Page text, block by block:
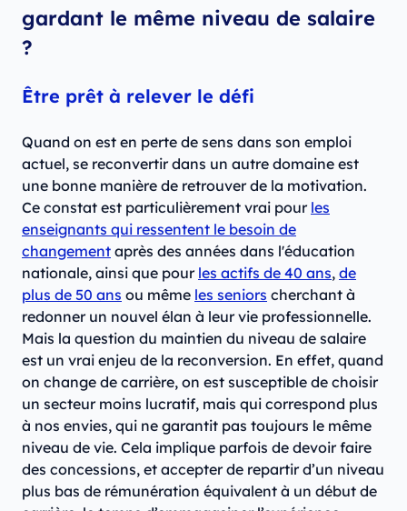
gardant le même niveau de salaire
?
Être prêt à relever le défi
Quand on est en perte de sens dans son emploi
actuel, se reconvertir dans un autre domaine est
une bonne manière de retrouver de la motivation.
Ce constat est particulièrement vrai pour les
enseignants qui ressentent le besoin de
changement après des années dans l'éducation
nationale, ainsi que pour les actifs de 40 ans, de
plus de 50 ans ou même les seniors cherchant à
redonner un nouvel élan à leur vie professionnelle.
Mais la question du maintien du niveau de salaire
est un vrai enjeu de la reconversion. En effet, quand
on change de carrière, on est susceptible de choisir
un secteur moins lucratif, mais qui correspond plus
à nos envies, qui ne garantit pas toujours le même
niveau de vie. Cela implique parfois de devoir faire
des concessions, et accepter de repartir d’un niveau
plus bas de rémunération équivalent à un début de